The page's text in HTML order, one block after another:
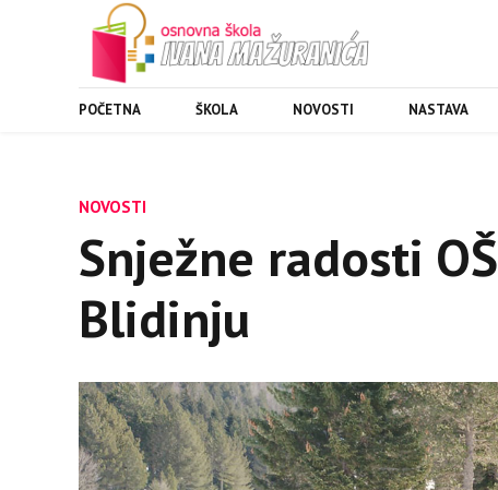
POČETNA ŠKOLA NOVOSTI NASTAVA
NOVOSTI
Snježne radosti
Blidinju